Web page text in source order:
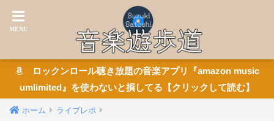
ロックンロール聴き放題の音楽アプリ『amazon music
umlimited』を使わないと損してる【クリックして読む】
ホーム ライブレポ